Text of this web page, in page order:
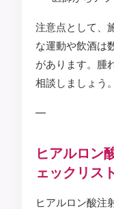
注意点として、
な運動や飲酒は
があります。腫
相談しましょう。
—
ヒアルロン
ェックリスト
ヒアルロン酸注